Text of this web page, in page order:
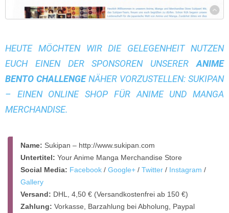
HEUTE MÖCHTEN WIR DIE GELEGENHEIT NUTZEN
EUCH EINEN DER SPONSOREN UNSERERANIME
BENTO CHALLENGENÄHER VORZUSTELLEN: SUKIPAN
– EINEN ONLINE SHOP FÜR ANIME UND MANGA
MERCHANDISE.
Name: Sukipan – http://www.sukipan.com
Untertitel: Your Anime Manga Merchandise Store
Social Media: Facebook / Google+ / Twitter / Instagram /
Gallery
Versand: DHL, 4,50 € (Versandkostenfrei ab 150 €)
Zahlung: Vorkasse, Barzahlung bei Abholung, Paypal